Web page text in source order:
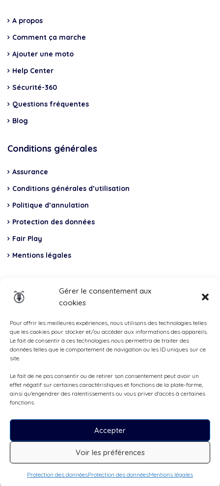
Gérer le consentement aux
cookies
Pour offrir les meilleures expériences, nous utilisons des technologies telles
que les cookies pour stocker et/ou accéder aux informations des appareils.
Le fait de consentir à ces technologies nous permettra de traiter des
données telles que le comportement de navigation ou les ID uniques sur ce
site.
Le fait de ne pas consentir ou de retirer son consentement peut avoir un
effet négatif sur certaines caractéristiques et fonctions de la plate-forme,
ainsi qu'engendrer des ralentissements ou vous priver d'accès à certaines
fonctions.
Accepter
Voir les préférences
Protection des donnéesProtection des donnéesMentions légales
A propos
Comment ça marche
Ajouter une moto
Help Center
Sécurité-360
Questions fréquentes
Blog
Conditions générales
Assurance
Conditions générales d’utilisation
Politique d’annulation
Protection des données
Fair Play
Mentions légales
Total Casco, Partner
Methods
of
payment
Tous droits réservés, ©Cruizador 2026